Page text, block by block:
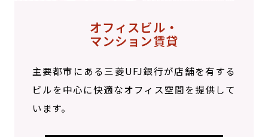
オフィスビル・
マンション賃貸
主要都市にある三菱UFJ銀行が店舗を有する
ビルを中心に快適なオフィス空間を提供して
います。